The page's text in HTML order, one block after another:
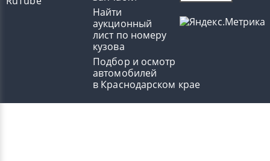
Найти
аукционный
лист по номеру
кузова
Подбор и осмотр
автомобилей
в Краснодарском крае